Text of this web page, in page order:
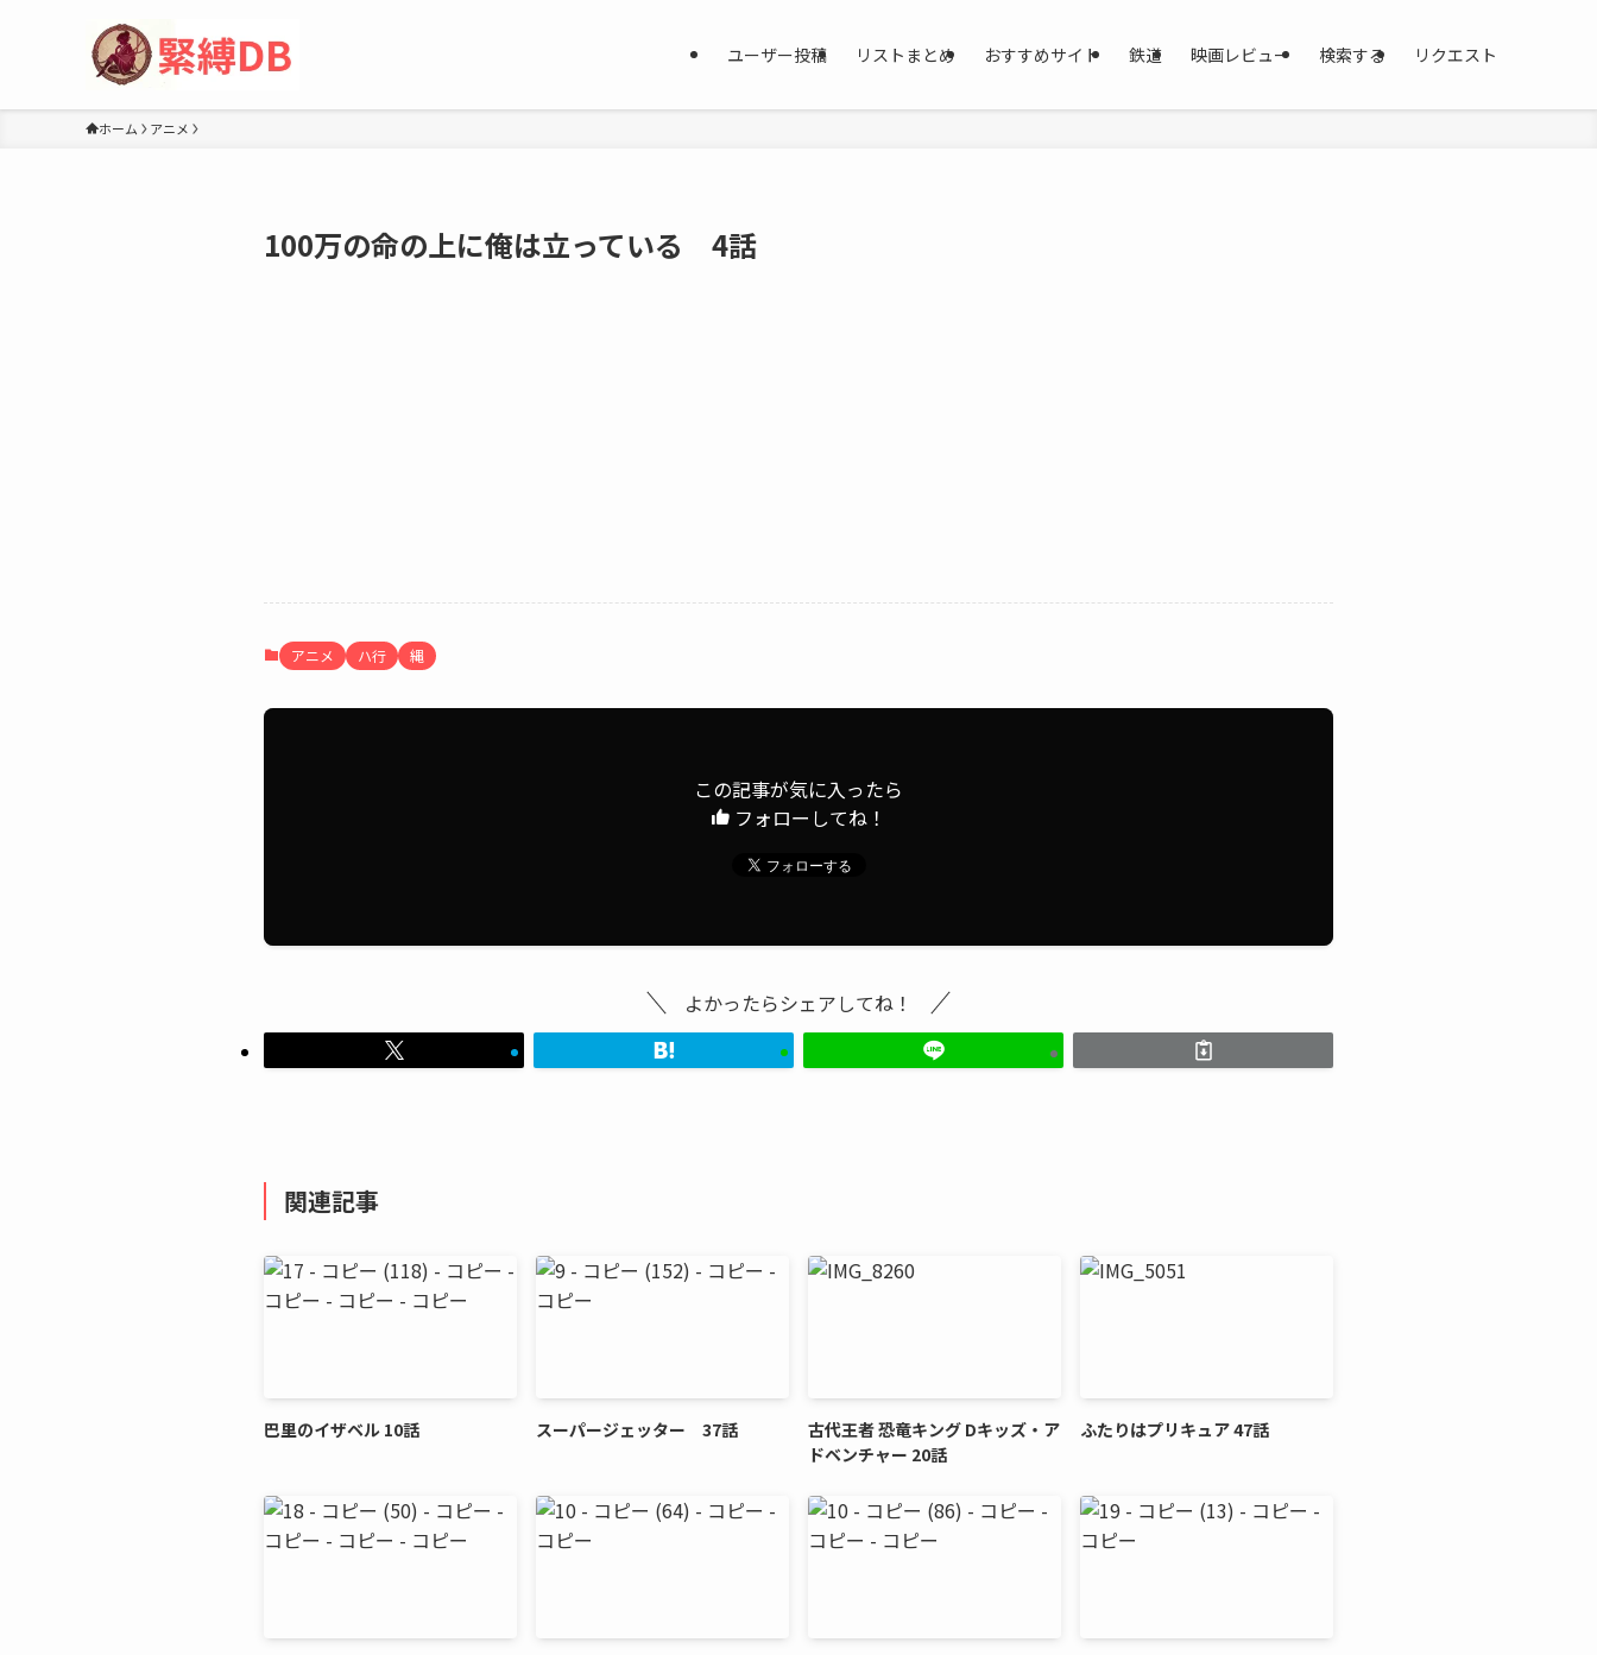
ユーザー投稿 リストまとめ おすすめサイト 鉄道 映画レビュー 検索する リクエスト
ホーム アニメ
100万の命の上に俺は立っている 4話
アニメ ハ行 縄
この記事が気に入ったら
フォローしてね！
よかったらシェアしてね！
関連記事
巴里のイザベル 10話 スーパージェッター 37話
古代王者 恐竜キング Dキッズ・ア
ドベンチャー 20話
ふたりはプリキュア 47話